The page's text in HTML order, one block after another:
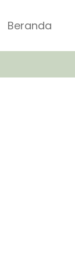
Beranda